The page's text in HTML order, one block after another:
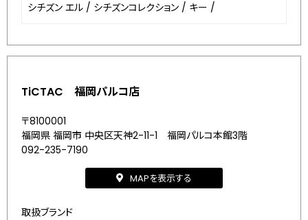
シチズン エル / シチズンコレクション / キー /
TiCTAC 福岡パルコ店
〒8100001
福岡県 福岡市 中央区天神2-11-1 福岡パルコ本館3階
092-235-7190
MAPを表示する
取扱ブランド